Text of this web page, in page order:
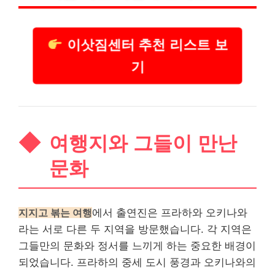
이삿짐센터 추천 리스트 보
기
여행지와 그들이 만난
문화
지지고 볶는 여행에서 출연진은 프라하와 오키나와
라는 서로 다른 두 지역을 방문했습니다. 각 지역은
그들만의 문화와 정서를 느끼게 하는 중요한 배경이
되었습니다. 프라하의 중세 도시 풍경과 오키나와의